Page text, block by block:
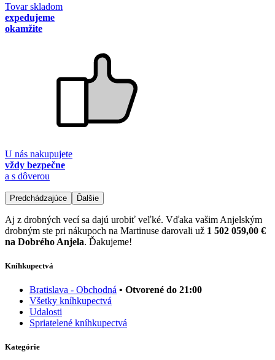
Tovar skladom
expedujeme
okamžite
U nás nakupujete
vždy bezpečne
a s dôverou
Predchádzajúce Ďalšie
Aj z drobných vecí sa dajú urobiť veľké. Vďaka vašim Anjelským
drobným ste pri nákupoch na Martinuse darovali už 1 502 059,00 €
na Dobrého Anjela. Ďakujeme!
Kníhkupectvá
Bratislava - Obchodná • Otvorené do 21:00
Všetky kníhkupectvá
Udalosti
Spriatelené kníhkupectvá
Kategórie